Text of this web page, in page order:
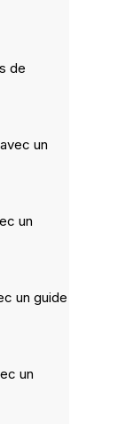
de
un
un
un guide
un